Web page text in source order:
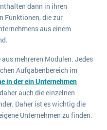
dann in ihren
Funktionen, die zur
aus einem
mehreren Modulen. Jedes
Aufgabenbereich im
in der ein Unternehmen
auch die einzelnen
Daher ist es wichtig die
Unternehmen zu finden.